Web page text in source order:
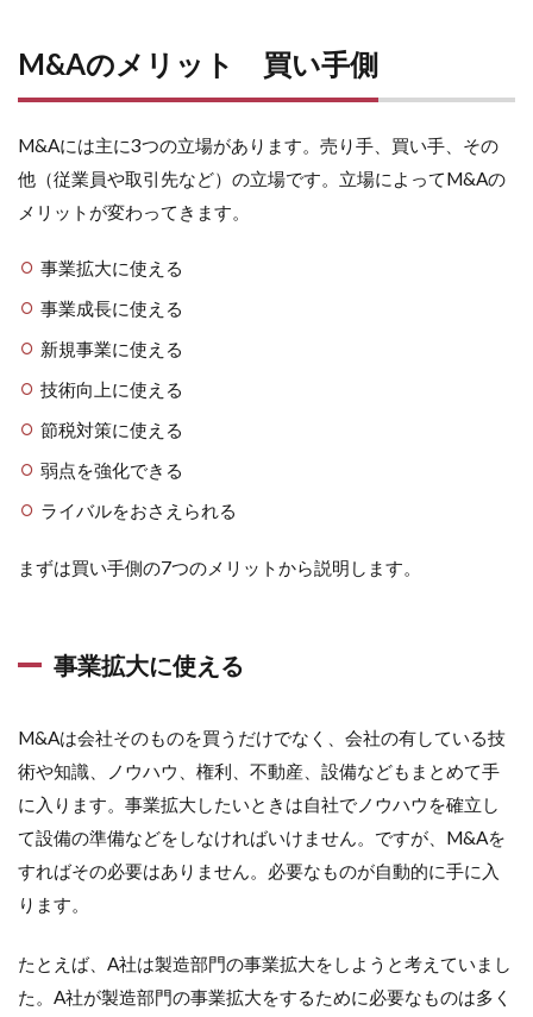
M&Aのメリット 買い手側
M&Aには主に3つの立場があります。売り手、買い手、その
他（従業員や取引先など）の立場です。立場によってM&Aの
メリットが変わってきます。
事業拡大に使える
事業成長に使える
新規事業に使える
技術向上に使える
節税対策に使える
弱点を強化できる
ライバルをおさえられる
まずは買い手側の7つのメリットから説明します。
事業拡大に使える
M&Aは会社そのものを買うだけでなく、会社の有している技
術や知識、ノウハウ、権利、不動産、設備などもまとめて手
に入ります。事業拡大したいときは自社でノウハウを確立し
て設備の準備などをしなければいけません。ですが、M&Aを
すればその必要はありません。必要なものが自動的に手に入
ります。
たとえば、A社は製造部門の事業拡大をしようと考えていまし
た。A社が製造部門の事業拡大をするために必要なものは多く